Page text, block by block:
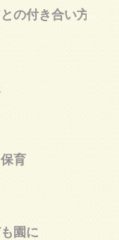
の付き合い方
育
園に